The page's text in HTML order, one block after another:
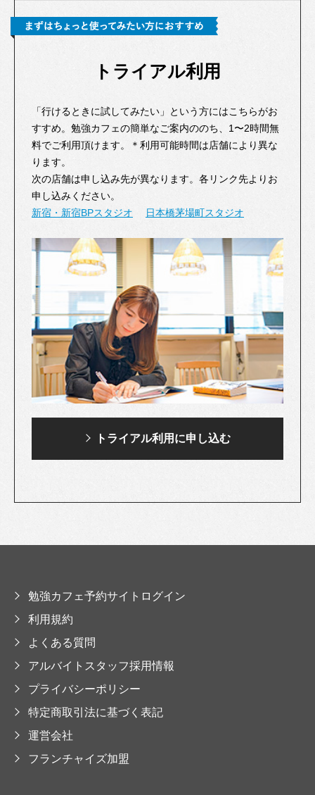
トライアル利用
「行けるときに試してみたい」という方にはこちらがお
すすめ。勉強カフェの簡単なご案内ののち、1〜2時間無
料でご利用頂けます。＊利用可能時間は店舗により異な
ります。
次の店舗は申し込み先が異なります。各リンク先よりお
申し込みください。
新宿・新宿BPスタジオ
日本橋茅場町スタジオ
トライアル利用に申し込む
勉強カフェ予約サイトログイン
利用規約
よくある質問
アルバイトスタッフ採用情報
プライバシーポリシー
特定商取引法に基づく表記
運営会社
フランチャイズ加盟